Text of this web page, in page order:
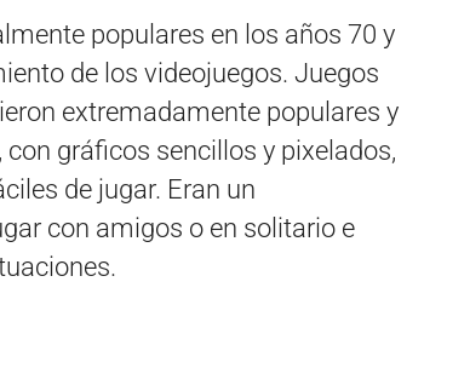
populares en los años 70 y
de los videojuegos. Juegos
extremadamente populares y
gráficos sencillos y pixelados,
de jugar. Eran un
con amigos o en solitario e